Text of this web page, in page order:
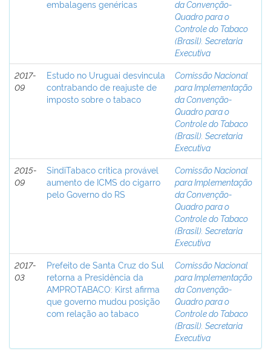
embalagens genéricas
da Convenção-
Quadro para o
Controle do Tabaco
(Brasil). Secretaria
Executiva
2017-
09
Estudo no Uruguai desvincula
contrabando de reajuste de
imposto sobre o tabaco
Comissão Nacional
para Implementação
da Convenção-
Quadro para o
Controle do Tabaco
(Brasil). Secretaria
Executiva
2015-
09
SindiTabaco critica provável
aumento de ICMS do cigarro
pelo Governo do RS
Comissão Nacional
para Implementação
da Convenção-
Quadro para o
Controle do Tabaco
(Brasil). Secretaria
Executiva
2017-
03
Prefeito de Santa Cruz do Sul
retorna a Presidência da
AMPROTABACO: Kirst afirma
que governo mudou posição
com relação ao tabaco
Comissão Nacional
para Implementação
da Convenção-
Quadro para o
Controle do Tabaco
(Brasil). Secretaria
Executiva